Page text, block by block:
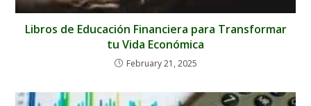
Libros de Educación Financiera para Transformar
tu Vida Económica
February 21, 2025